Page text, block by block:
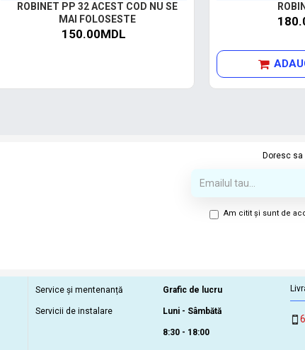
ROBINET PP 32 ACEST COD NU SE
MAI FOLOSESTE
150.00MDL
Doresc
Am citit şi sunt de
Service și mentenanță
Servicii de instalare
Grafic de lucru
Luni - Sâmbătă
8:30 - 18:00